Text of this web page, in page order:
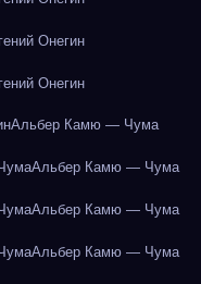
Онегин
Онегин
Альбер Камю — Чума
Альбер Камю — Чума
Альбер Камю — Чума
Альбер Камю — Чума